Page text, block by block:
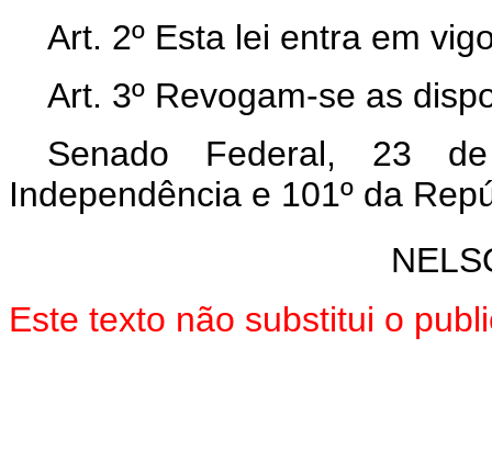
Art. 2º Esta lei entra em
Art. 3º Revogam-se as
Senado Federal, 23
Independência e 101º da
Este texto não substitui o